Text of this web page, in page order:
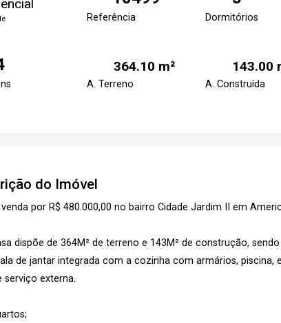
Referência Dormitórios
364.10 m²
A. Terreno
143.00
A. Construída
do Imóvel
por R$ 480.000,00 no bairro Cidade Jardim II em
dispõe de 364M² de terreno e 143M² de construção,
de jantar integrada com a cozinha com armários, piscina,
serviço externa.